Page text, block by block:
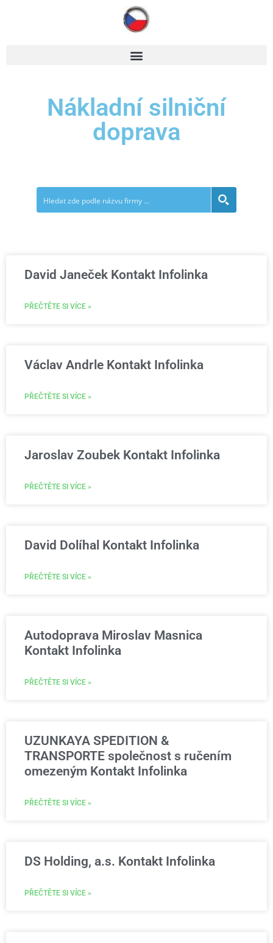
Nákladní silniční
doprava
David Janeček Kontakt Infolinka
PŘEČTĚTE SI VÍCE »
Václav Andrle Kontakt Infolinka
PŘEČTĚTE SI VÍCE »
Jaroslav Zoubek Kontakt Infolinka
PŘEČTĚTE SI VÍCE »
David Dolíhal Kontakt Infolinka
PŘEČTĚTE SI VÍCE »
Autodoprava Miroslav Masnica
Kontakt Infolinka
PŘEČTĚTE SI VÍCE »
UZUNKAYA SPEDITION &
TRANSPORTE společnost s ručením
omezeným Kontakt Infolinka
PŘEČTĚTE SI VÍCE »
DS Holding, a.s. Kontakt Infolinka
PŘEČTĚTE SI VÍCE »